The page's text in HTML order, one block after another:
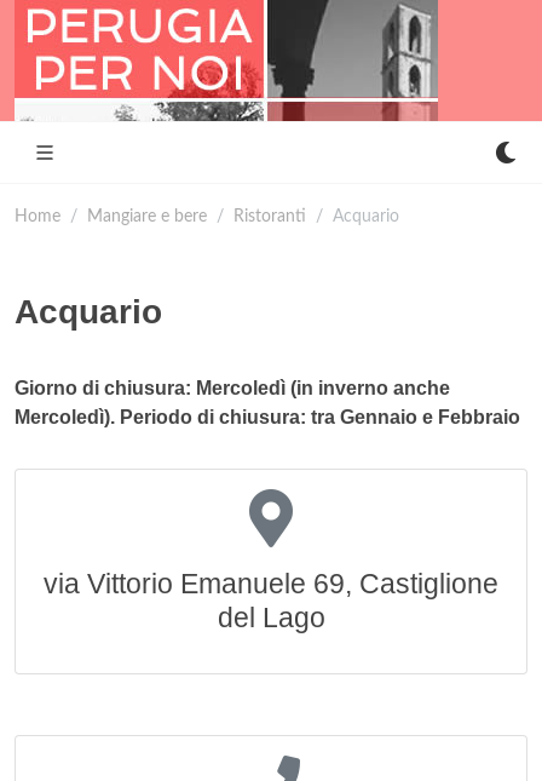
Home Mangiare e bere Ristoranti Acquario
Acquario
Giorno di chiusura: Mercoledì (in inverno anche
Mercoledì). Periodo di chiusura: tra Gennaio e Febbraio
via Vittorio Emanuele 69, Castiglione
del Lago